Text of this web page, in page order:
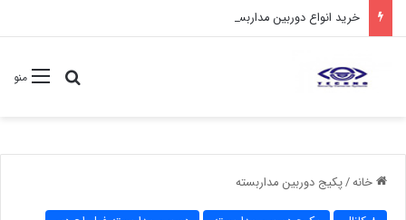
خرید انواع دوربین مداربسته غیر قابل دید مخفی
منوجستجو
خانه/پکیج دوربین مداربسته